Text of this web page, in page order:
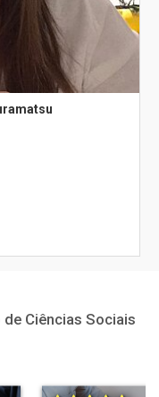
Ciências Sociais